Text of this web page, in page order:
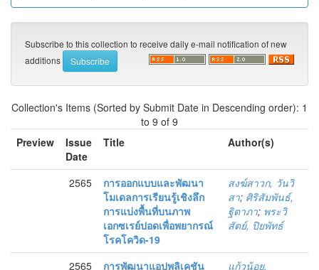
Subscribe to this collection to receive daily e-mail notification of new
additions
Collection's Items (Sorted by Submit Date in Descending order): 1
to 9 of 9
Preview
Issue
Date
Title Author(s)
2565
การออกแบบและพัฒนา
โมเดลการเรียนรู้เชิงลึก
การแบ่งพื้นที่บนภาพ
เอกซเรย์ปอดเพื่อพยากรณ์
โรคโควิด-19
สงฆ์สาวก, วันวิ
สา; ศิริสัมพันธ์,
ฐิตาภา; พระวิ
สัตย์, ปิยพัทธ์
2565
การพัฒนาแอปพลิเคชัน
แก้วน้อย,